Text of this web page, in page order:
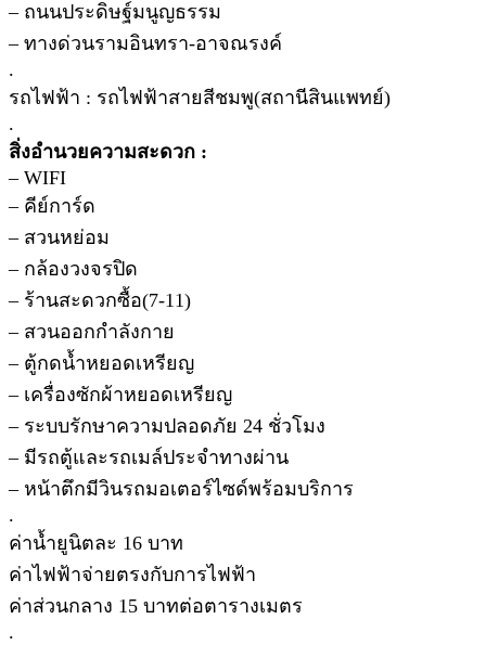
– ถนนประดิษฐ์มนูญธรรม
– ทางด่วนรามอินทรา-อาจณรงค์
.
รถไฟฟ้า : รถไฟฟ้าสายสีชมพู(สถานีสินแพทย์)
.
สิ่งอำนวยความสะดวก :
– WIFI
– คีย์การ์ด
– สวนหย่อม
– กล้องวงจรปิด
– ร้านสะดวกซื้อ(7-11)
– สวนออกกำลังกาย
– ตู้กดน้ำหยอดเหรียญ
– เครื่องซักผ้าหยอดเหรียญ
– ระบบรักษาความปลอดภัย 24 ชั่วโมง
– มีรถตู้และรถเมล์ประจำทางผ่าน
– หน้าตึกมีวินรถมอเตอร์ไซด์พร้อมบริการ
.
ค่าน้ำยูนิตละ 16 บาท
ค่าไฟฟ้าจ่ายตรงกับการไฟฟ้า
ค่าส่วนกลาง 15 บาทต่อตารางเมตร
.